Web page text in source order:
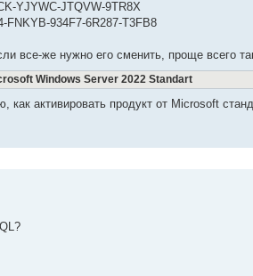
YJYWC-JTQVW-9TR8X
FNKYB-934F7-6R287-T3FB8
все-же нужно его сменить, проще всего
Windows Server 2022 Standart
активировать продукт от Microsoft